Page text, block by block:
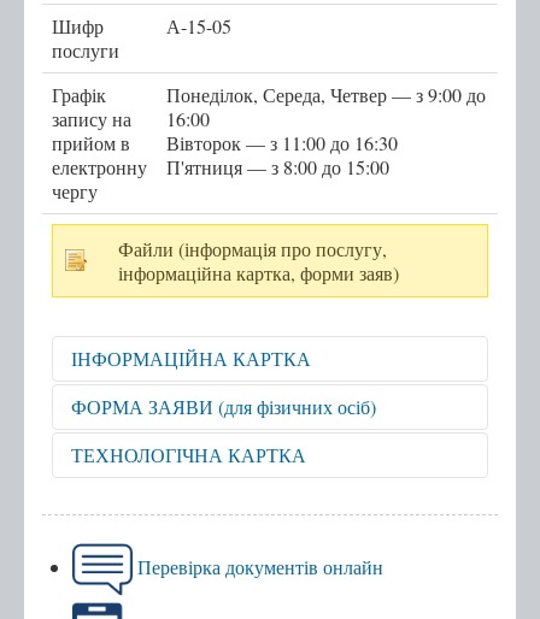
с. Кобзарівка
с. Городище
Послуги
Послуги передбачені для захисників та
захисниць
Тернопільська міська рада
Міністерство у справах ветеранів України
Послуги за категоріями
Послуги за суб'єктами надання
Перелік всіх послуг
Державні послуги онлайн
Черга
Шифр
послуги
А-15-05
Графік
запису на
прийом в
електронну
чергу
Понеділок, Середа, Четвер — з 9:00 до
16:00
Вівторок — з 11:00 до 16:30
П'ятниця — з 8:00 до 15:00
Файли (інформація про послугу,
інформаційна картка, форми заяв)
ІНФОРМАЦІЙНА КАРТКА
Відкрити для перегляду
ФОРМА ЗАЯВИ (для фізичних осіб)
Відкрити для перегляду
ТЕХНОЛОГІЧНА КАРТКА
Перевірка документів онлайн